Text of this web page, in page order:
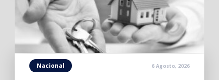
Nacional 6 Agosto, 2026